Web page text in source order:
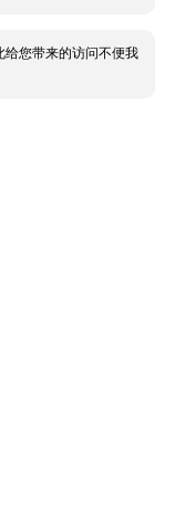
给您带来的访问不便我